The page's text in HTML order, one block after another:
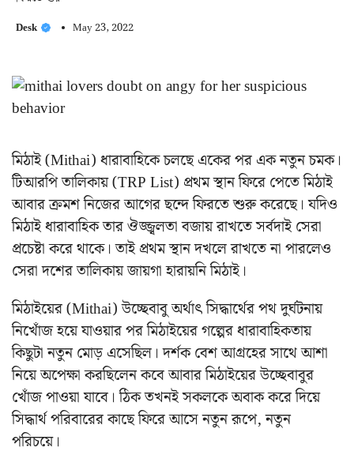
Desk May 23, 2022
মিঠাই (Mithai) ধারাবাহিকে চলছে একের পর এক নতুন চমক।
টিআরপি তালিকায় (TRP List) প্রথম স্থান ফিরে পেতে মিঠাই
আবার ক্রমশ নিজের আগের ছন্দে ফিরতে শুরু করেছে। যদিও
মিঠাই ধারাবাহিক তার ঔজ্জ্বলতা বজায় রাখতে সর্বদাই সেরা
প্রচেষ্টা করে থাকে। তাই প্রথম স্থান দখলে রাখতে না পারলেও
সেরা দশের তালিকায় জায়গা হারায়নি মিঠাই।
মিঠাইয়ের (Mithai) উচ্ছেবাবু অর্থাৎ সিদ্ধার্থের পথ দুর্ঘটনায়
নিখোঁজ হয়ে যাওয়ার পর মিঠাইয়ের গল্পের ধারাবাহিকতায়
কিছুটা নতুন মোড় এসেছিল। দর্শক বেশ আগ্রহের সাথে আশা
নিয়ে অপেক্ষা করছিলেন কবে আবার মিঠাইয়ের উচ্ছেবাবুর
খোঁজ পাওয়া যাবে। ঠিক তখনই সকলকে অবাক করে দিয়ে
সিদ্ধার্থ পরিবারের কাছে ফিরে আসে নতুন রূপে, নতুন
পরিচয়ে।